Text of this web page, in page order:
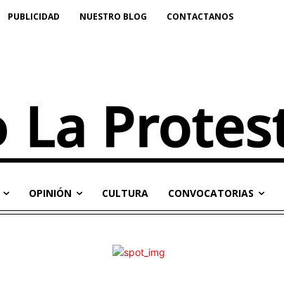
PUBLICIDAD NUESTRO BLOG CONTACTANOS
OPINIÓN CULTURA CONVOCATORIAS